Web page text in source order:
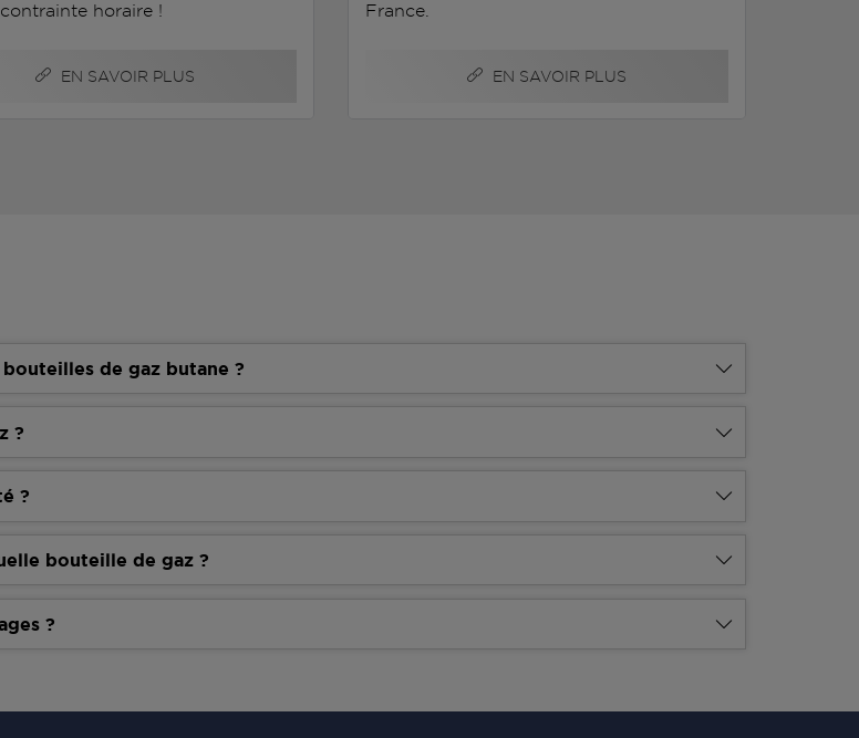
horaire !
EN SAVOIR PLUS
France.
EN SAVOIR PLUS
de gaz butane ?
?
?
bouteille de gaz ?
?